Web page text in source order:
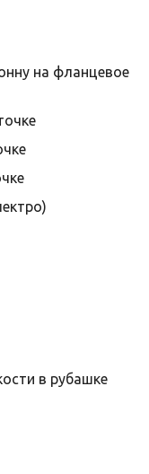
на фланцевое
в рубашке